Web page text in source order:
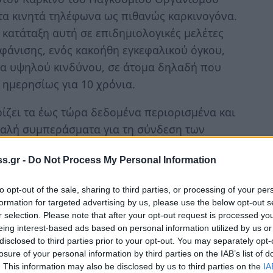
- Do Not Process My Personal Information
opt-out of the sale, sharing to third parties, or processing of your
for targeted advertising by us, please use the below opt-out
selection. Please note that after your opt-out request is processed
interest-based ads based on personal information utilized by us
to third parties prior to your opt-out. You may separately
of your personal information by third parties on the IAB’s list of
This information may also be disclosed by us to third parties on the
κινητά τηλέφωνα ως πιθανώς καρκινογόνα.
αυτή σε επιδημιολογικές μελέτες
ενός κακοήθη εγκεφαλικού όγκου,
υψηλού κινδύνου, σε άτομα δηλαδή που
για 10 χρόνια.
τα έως τώρα δεδομένα περιορισμένα και
συμπεράσματα για τη σύνδεση των
δηλώνει την πρόθεση της για την
στο τέλος του 2011 σχετικά με τις
στην υγεία και τη δέσμευσή της για την
έκθεσης.
ο Κρίτων Αρσένης έκανε την
αλματώδης ανάπτυξη της χρήσης των